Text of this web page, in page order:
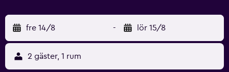
fre 14/8 - lör 15/8
2 gäster, 1 rum